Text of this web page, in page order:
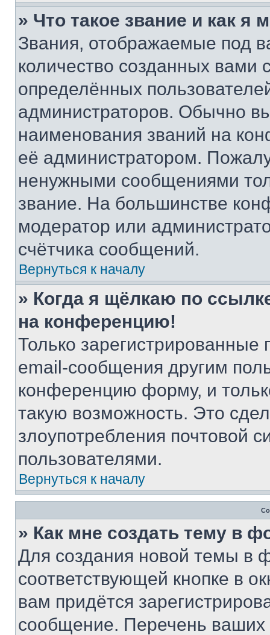
» Что такое звание и как я
Звания, отображаемые под
количество созданных
определённых
администраторов. Обычно
наименования званий на
её администратором.
ненужными сообщениями
звание. На большинстве
модератор или
счётчика сообщений.
Вернуться к началу
» Когда я щёлкаю по
на конференцию!
Только зарегистрированные
email-сообщения другим
конференцию форму, и
такую возможность. Это
злоупотребления почтовой
пользователями.
Вернуться к началу
» Как мне создать тему в
Для создания новой темы в
соответствующей кнопке в
вам придётся
сообщение. Перечень ваших